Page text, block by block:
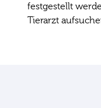
festgestellt
Tierarzt